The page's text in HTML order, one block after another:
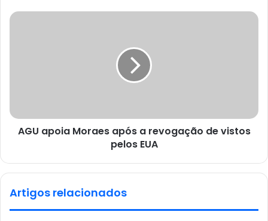
AGU apoia Moraes após a revogação de vistos
pelos EUA
Artigos relacionados